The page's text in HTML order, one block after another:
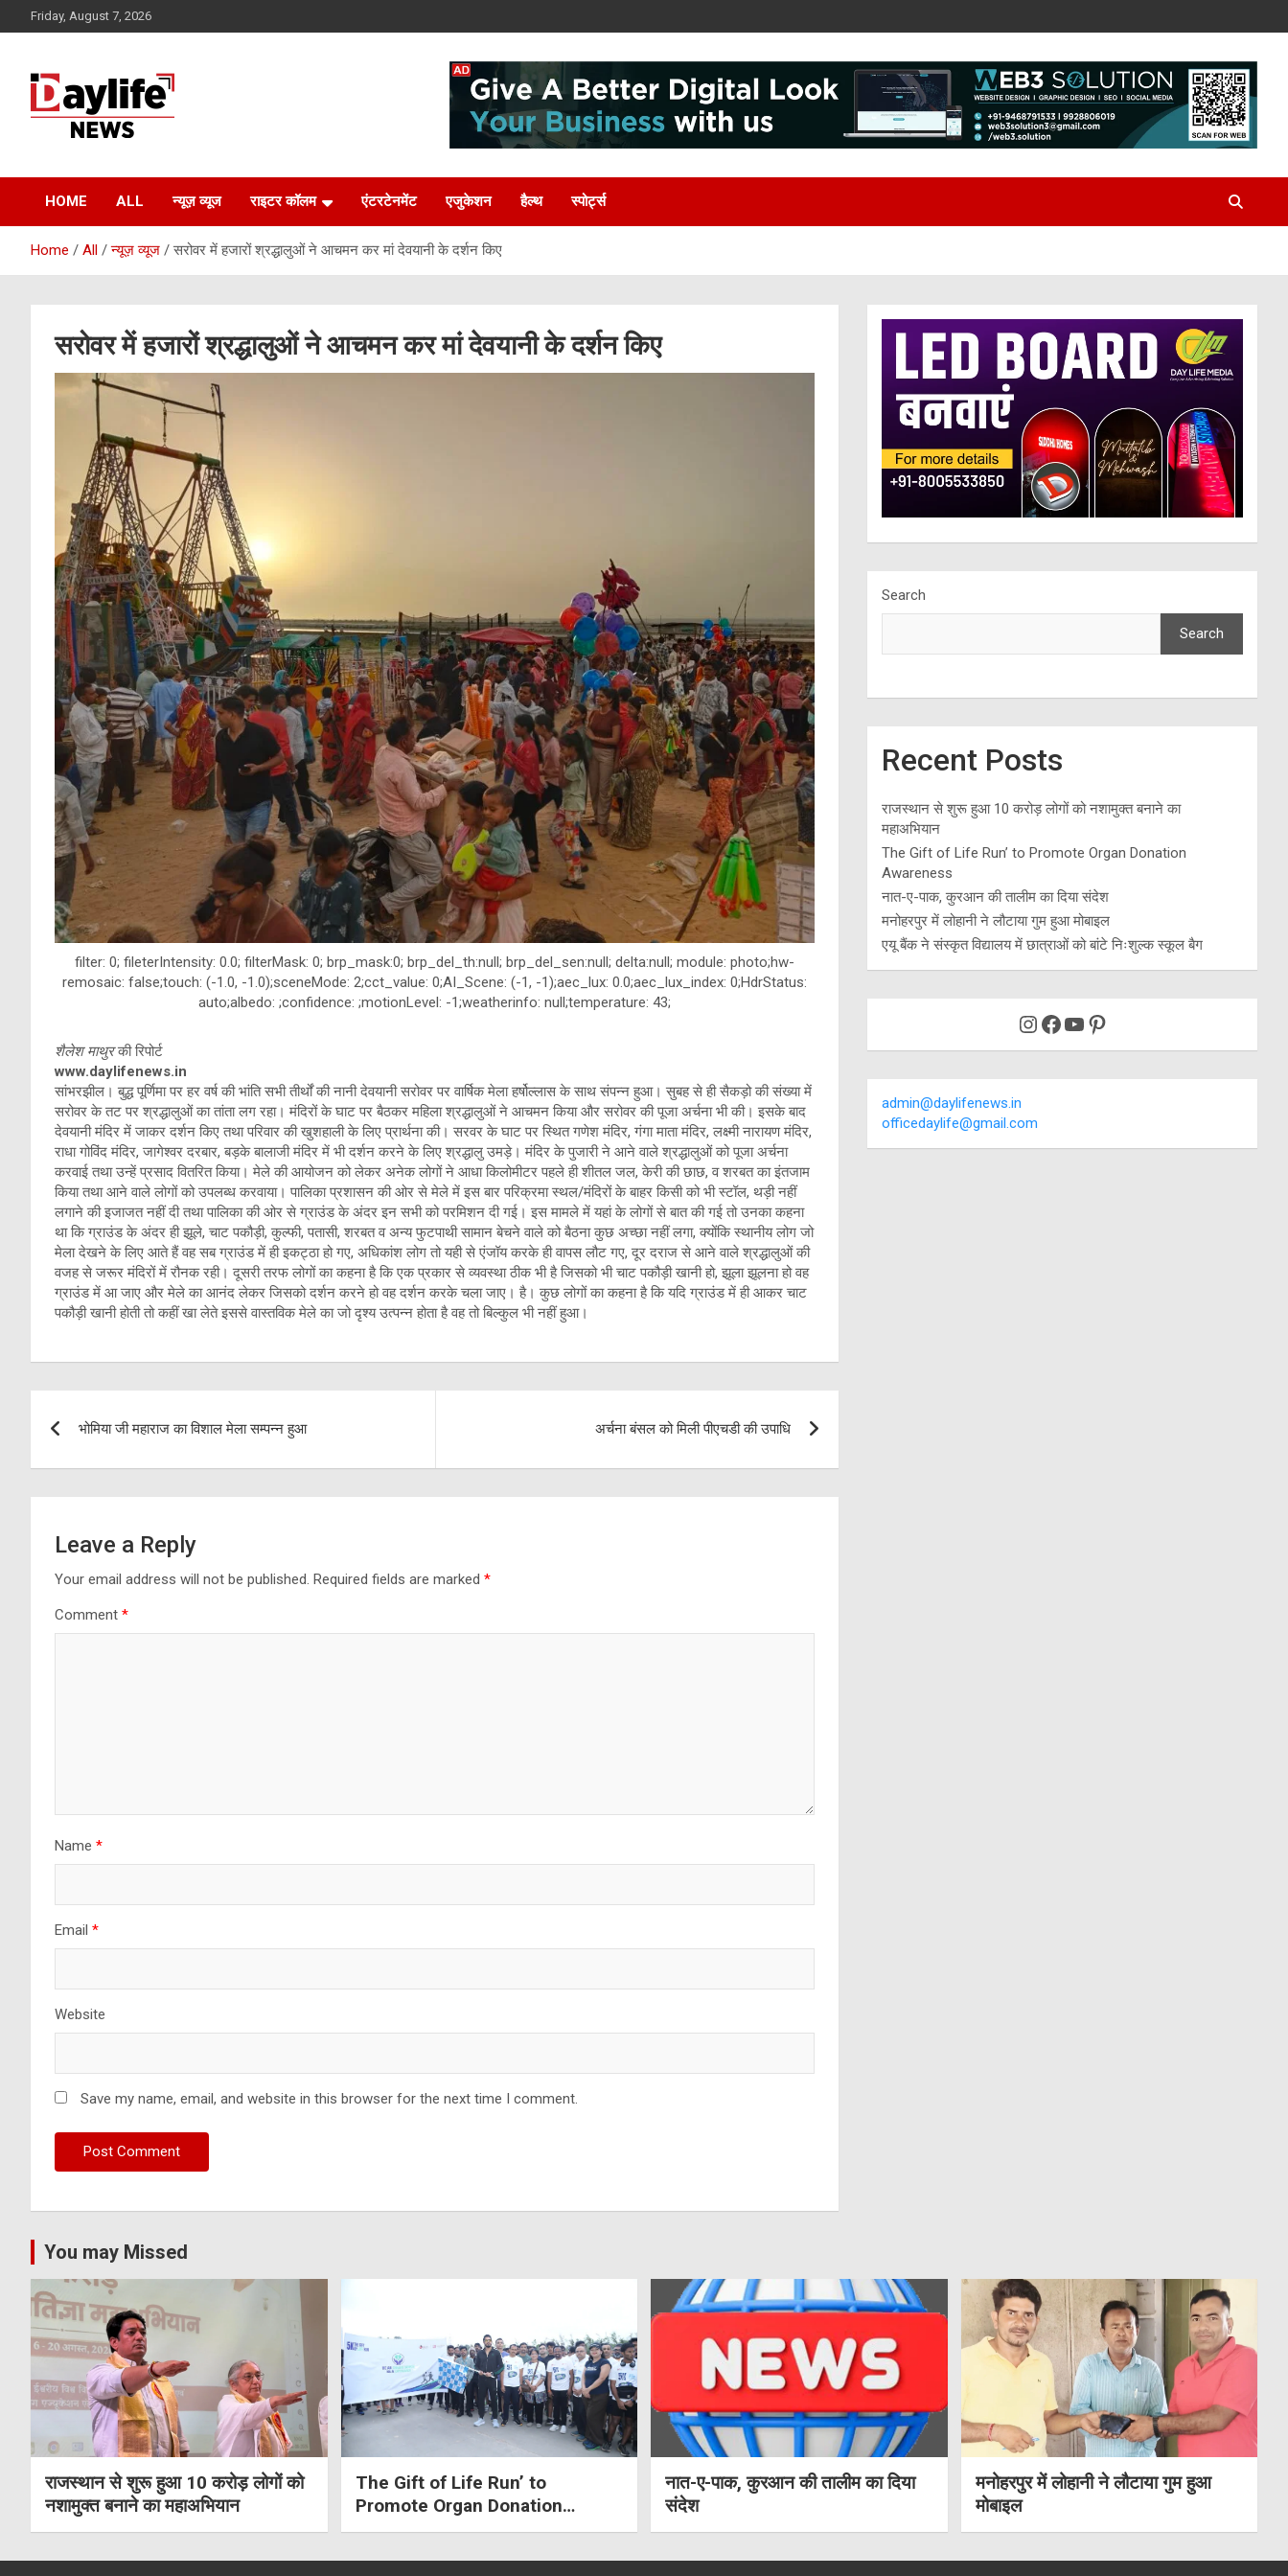
to
Friday, August 7, 2026
HOME ALL न्यूज़ व्यूज राइटर कॉलम एंटरटेनमेंट एजुकेशन हैल्थ स्पोर्ट्स
Home All न्यूज़ व्यूज सरोवर में हजारों श्रद्धालुओं ने आचमन कर मां देवयानी के दर्शन किए
सरोवर में हजारों श्रद्धालुओं ने आचमन कर मां देवयानी के दर्शन किए
filter: 0; fileterIntensity: 0.0; filterMask: 0; brp_mask:0; brp_del_th:null; brp_del_sen:null; delta:null; module: photo;hw-
remosaic: false;touch: (-1.0, -1.0);sceneMode: 2;cct_value: 0;AI_Scene: (-1, -1);aec_lux: 0.0;aec_lux_index: 0;HdrStatus:
auto;albedo: ;confidence: ;motionLevel: -1;weatherinfo: null;temperature: 43;
शैलेश माथुरकी रिपोर्ट
www.daylifenews.in
सांभरझील। बुद्ध पूर्णिमा पर हर वर्ष की भांति सभी तीर्थों की नानी देवयानी सरोवर पर वार्षिक मेला हर्षोल्लास के साथ संपन्न हुआ। सुबह से ही सैकड़ो की संख्या में
सरोवर के तट पर श्रद्धालुओं का तांता लग रहा। मंदिरों के घाट पर बैठकर महिला श्रद्धालुओं ने आचमन किया और सरोवर की पूजा अर्चना भी की। इसके बाद
देवयानी मंदिर में जाकर दर्शन किए तथा परिवार की खुशहाली के लिए प्रार्थना की। सरवर के घाट पर स्थित गणेश मंदिर, गंगा माता मंदिर, लक्ष्मी नारायण मंदिर,
राधा गोविंद मंदिर, जागेश्वर दरबार, बड़के बालाजी मंदिर में भी दर्शन करने के लिए श्रद्धालु उमड़े। मंदिर के पुजारी ने आने वाले श्रद्धालुओं को पूजा अर्चना
करवाई तथा उन्हें प्रसाद वितरित किया। मेले की आयोजन को लेकर अनेक लोगों ने आधा किलोमीटर पहले ही शीतल जल, केरी की छाछ, व शरबत का इंतजाम
किया तथा आने वाले लोगों को उपलब्ध करवाया। पालिका प्रशासन की ओर से मेले में इस बार परिक्रमा स्थल/मंदिरों के बाहर किसी को भी स्टॉल, थड़ी नहीं
लगाने की इजाजत नहीं दी तथा पालिका की ओर से ग्राउंड के अंदर इन सभी को परमिशन दी गई। इस मामले में यहां के लोगों से बात की गई तो उनका कहना
था कि ग्राउंड के अंदर ही झूले, चाट पकौड़ी, कुल्फी, पतासी, शरबत व अन्य फुटपाथी सामान बेचने वाले को बैठना कुछ अच्छा नहीं लगा, क्योंकि स्थानीय लोग जो
मेला देखने के लिए आते हैं वह सब ग्राउंड में ही इकट्ठा हो गए, अधिकांश लोग तो यही से एंजॉय करके ही वापस लौट गए, दूर दराज से आने वाले श्रद्धालुओं की
वजह से जरूर मंदिरों में रौनक रही। दूसरी तरफ लोगों का कहना है कि एक प्रकार से व्यवस्था ठीक भी है जिसको भी चाट पकौड़ी खानी हो, झूला झूलना हो वह
ग्राउंड में आ जाए और मेले का आनंद लेकर जिसको दर्शन करने हो वह दर्शन करके चला जाए। है। कुछ लोगों का कहना है कि यदि ग्राउंड में ही आकर चाट
पकौड़ी खानी होती तो कहीं खा लेते इससे वास्तविक मेले का जो दृश्य उत्पन्न होता है वह तो बिल्कुल भी नहीं हुआ।
navigation
भोमिया जी महाराज का विशाल मेला सम्पन्न हुआ अर्चना बंसल को मिली पीएचडी की उपाधि
Leave a Reply
Your email address will not be published. Required fields are marked *
Comment *
Name *
Email *
Website
Save my name, email, and website in this browser for the next time I comment.
Search
Search
Recent Posts
राजस्थान से शुरू हुआ 10 करोड़ लोगों को नशामुक्त बनाने का
महाअभियान
The Gift of Life Run’ to Promote Organ Donation
Awareness
नात-ए-पाक, कुरआन की तालीम का दिया संदेश
मनोहरपुर में लोहानी ने लौटाया गुम हुआ मोबाइल
एयू बैंक ने संस्कृत विद्यालय में छात्राओं को बांटे निःशुल्क स्कूल बैग
Instagram
Facebook
YouTube
Pinterest
admin@daylifenews.in
officedaylife@gmail.com
You may Missed
राजस्थान से शुरू हुआ 10 करोड़ लोगों को
नशामुक्त बनाने का महाअभियान
The Gift of Life Run’ to
Promote Organ Donation
Awareness
नात-ए-पाक, कुरआन की तालीम का दिया
संदेश
मनोहरपुर में लोहानी ने लौटाया गुम हुआ
मोबाइल